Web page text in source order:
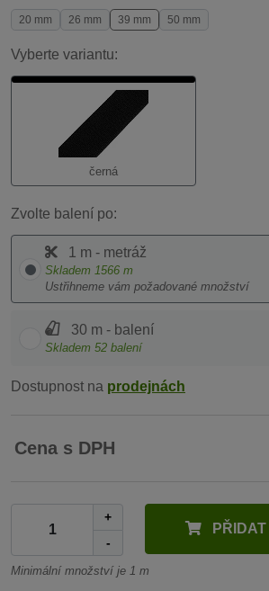
20 mm 26 mm 39 mm 50 mm
Vyberte variantu:
černá
Zvolte balení po:
1 m - metráž
Skladem 1566 m
Ustřihneme vám požadované množství
30 m - balení
Skladem 52 balení
Dostupnost na prodejnách
Cena s DPH
+
-
Minimální množství je 1 m